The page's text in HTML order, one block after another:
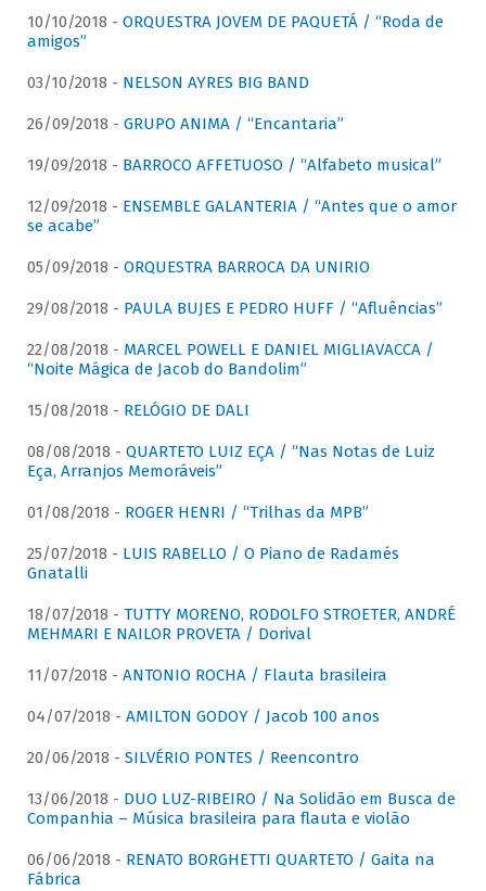
10/10/2018 - ORQUESTRA JOVEM DE PAQUETÁ / “Roda de
amigos”
03/10/2018 - NELSON AYRES BIG BAND
26/09/2018 - GRUPO ANIMA / “Encantaria”
19/09/2018 - BARROCO AFFETUOSO / “Alfabeto musical”
12/09/2018 - ENSEMBLE GALANTERIA / “Antes que o amor
se acabe”
05/09/2018 - ORQUESTRA BARROCA DA UNIRIO
29/08/2018 - PAULA BUJES E PEDRO HUFF / “Afluências”
22/08/2018 - MARCEL POWELL E DANIEL MIGLIAVACCA /
“Noite Mágica de Jacob do Bandolim”
15/08/2018 - RELÓGIO DE DALI
08/08/2018 - QUARTETO LUIZ EÇA / “Nas Notas de Luiz
Eça, Arranjos Memoráveis”
01/08/2018 - ROGER HENRI / “Trilhas da MPB”
25/07/2018 - LUIS RABELLO / O Piano de Radamés
Gnatalli
18/07/2018 - TUTTY MORENO, RODOLFO STROETER, ANDRÉ
MEHMARI E NAILOR PROVETA / Dorival
11/07/2018 - ANTONIO ROCHA / Flauta brasileira
04/07/2018 - AMILTON GODOY / Jacob 100 anos
20/06/2018 - SILVÉRIO PONTES / Reencontro
13/06/2018 - DUO LUZ-RIBEIRO / Na Solidão em Busca de
Companhia – Música brasileira para flauta e violão
06/06/2018 - RENATO BORGHETTI QUARTETO / Gaita na
Fábrica